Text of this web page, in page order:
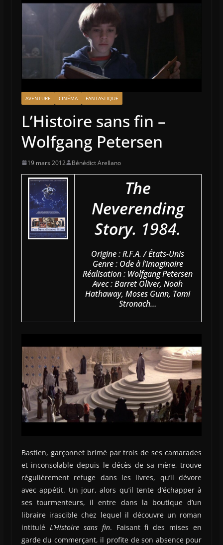
AVENTURE CINÉMA FANTASTIQUE
L’Histoire sans fin –
Wolfgang Petersen
19 mars 2012 Bénédict Arellano
The
Neverending
Story. 1984.
Origine : R.F.A. / États-Unis
Genre : Ode à l’imaginaire
Réalisation : Wolfgang Petersen
Avec : Barret Oliver, Noah
Hathaway, Moses Gunn, Tami
Stronach…
Bastien, garçonnet brimé par trois de ses camarades
et inconsolable depuis le décès de sa mère, trouve
régulièrement refuge dans les livres, qu’il dévore
avec appétit. Un jour, alors qu’il tente d’échapper à
ses tourmenteurs, il entre dans la boutique d’un
libraire irascible chez lequel il découvre un roman
intitulé L’Histoire sans fin. Faisant fi des mises en
garde du commerçant, il profite de son absence pour